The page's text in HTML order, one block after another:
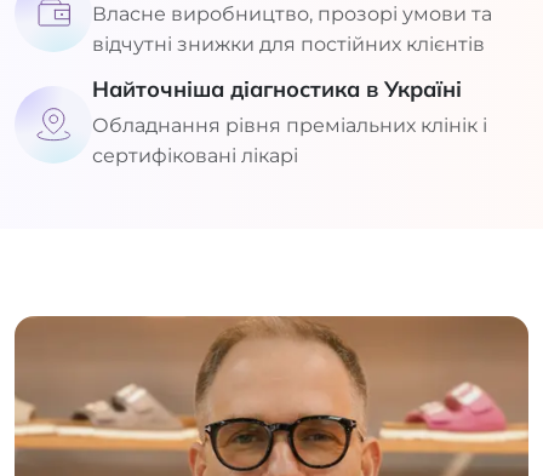
Власне виробництво, прозорі умови та
відчутні знижки для постійних клієнтів
Найточніша діагностика в Україні
Обладнання рівня преміальних клінік і
сертифіковані лікарі